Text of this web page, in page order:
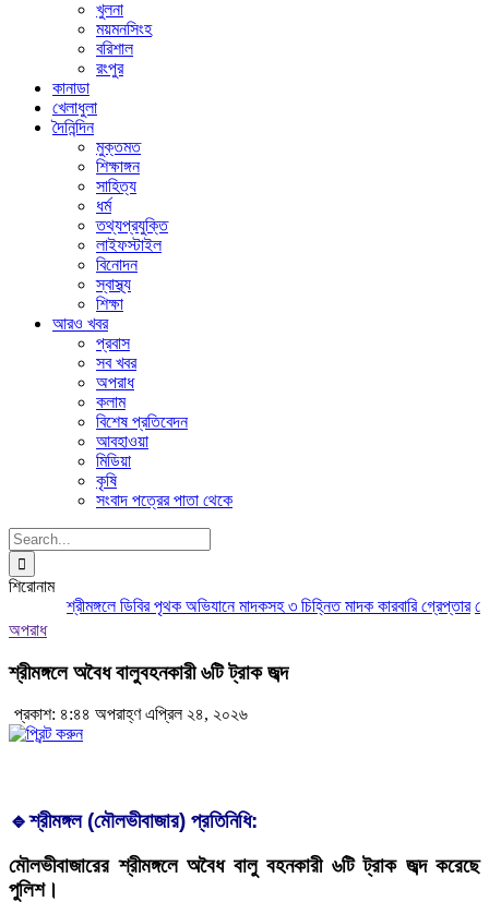
খুলনা
ময়মনসিংহ
বরিশাল
রংপুর
কানাডা
খেলাধুলা
দৈনিন্দিন
মুক্তমত
শিক্ষাঙ্গন
সাহিত্য
ধর্ম
তথ্যপ্রযুক্তি
লাইফস্টাইল
বিনোদন
স্বাস্থ্য
শিক্ষা
আরও খবর
প্রবাস
সব খবর
অপরাধ
কলাম
বিশেষ প্রতিবেদন
আবহাওয়া
মিডিয়া
কৃষি
সংবাদ পত্রের পাতা থেকে
Search
for:
শিরোনাম
শ্রীমঙ্গলে ডিবির পৃথক অভিযানে মাদকসহ ৩ চিহ্নিত মাদক কারবারি গ্রেপ্তার
অপরাধ
শ্রীমঙ্গলে অবৈধ বালুবহনকারী ৬টি ট্রাক জব্দ
প্রকাশ: ৪:৪৪ অপরাহ্ণ এপ্রিল ২৪, ২০২৬
🔹শ্রীমঙ্গল (মৌলভীবাজার) প্রতিনিধি:
মৌলভীবাজারের শ্রীমঙ্গলে অবৈধ বালু বহনকারী ৬টি ট্রাক জব্দ করেছে
পুলিশ।